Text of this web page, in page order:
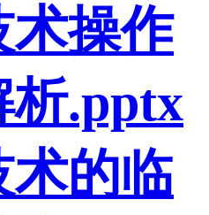
术操作
析.pptx
术的临